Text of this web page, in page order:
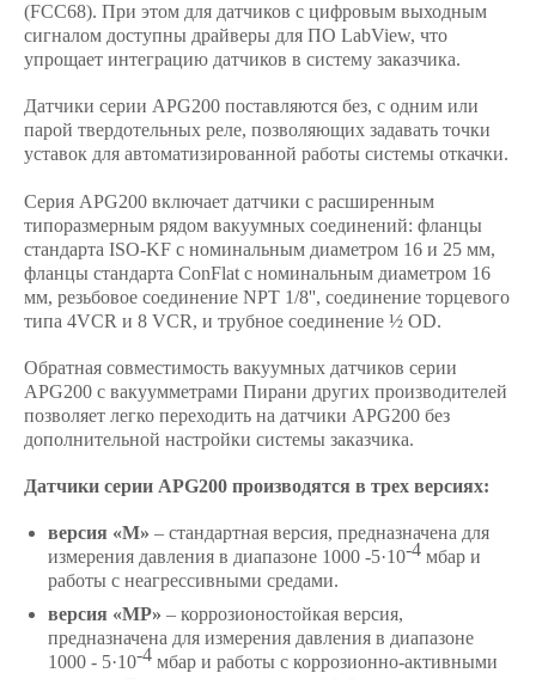
(FCC68). При этом для датчиков с цифровым выходным
сигналом доступны драйверы для ПО LabView, что
упрощает интеграцию датчиков в систему заказчика.
Датчики серии APG200 поставляются без, с одним или
парой твердотельных реле, позволяющих задавать точки
уставок для автоматизированной работы системы откачки.
Серия APG200 включает датчики с расширенным
типоразмерным рядом вакуумных соединений: фланцы
стандарта ISO-KF с номинальным диаметром 16 и 25 мм,
фланцы стандарта ConFlat с номинальным диаметром 16
мм, резьбовое соединение NPT 1/8'', соединение торцевого
типа 4VCR и 8 VCR, и трубное соединение ½ OD.
Обратная совместимость вакуумных датчиков серии
APG200 с вакуумметрами Пирани других производителей
позволяет легко переходить на датчики APG200 без
дополнительной настройки системы заказчика.
Датчики серии APG200 производятся в трех версиях:
версия «М» – стандартная версия, предназначена для
измерения давления в диапазоне 1000 -5·10-4 мбар и
работы с неагрессивными средами.
версия «МР» – коррозионостойкая версия,
предназначена для измерения давления в диапазоне
1000 - 5·10-4 мбар и работы с коррозионно-активными